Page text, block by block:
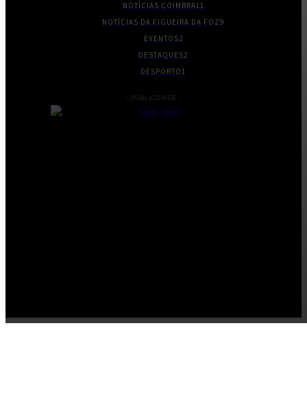
NOTÍCIAS COIMBRA11
NOTÍCIAS DA FIGUEIRA DA FOZ9
EVENTOS2
DESTAQUES2
DESPORTO1
- PUBLICIDADE -